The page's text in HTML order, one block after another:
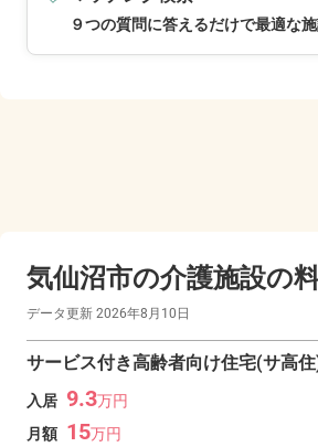
９つの質問に答えるだけで最適な
気仙沼市の介護施設の
データ更新 2026年8月10日
サービス付き高齢者向け住宅(サ高
入居 9.3万円
月額 15万円